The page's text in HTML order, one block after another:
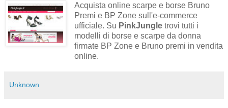
Acquista online scarpe e borse Bruno
Premi e BP Zone sull'e-commerce
ufficiale. Su PinkJungletrovi tutti i
modelli di borse e scarpe da donna
firmate BP Zone e Bruno premi in vendita
online.
Unknown